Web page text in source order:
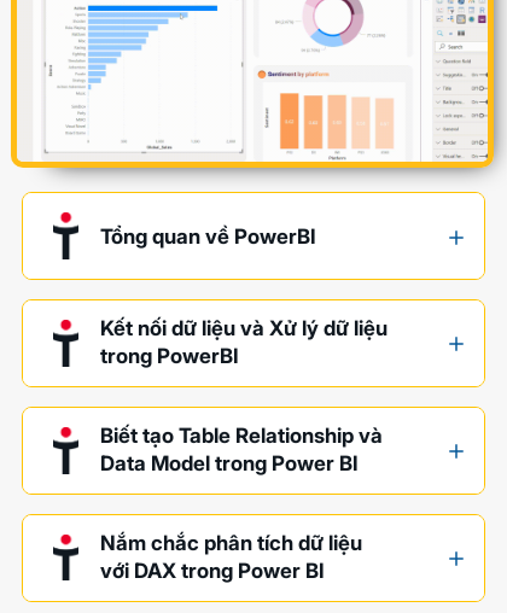
Kết nối dữ liệu và Xử lý dữ liệu
trong PowerBI
Biết tạo Table Relationship và
Data Model trong Power BI
Nắm chắc phân tích dữ liệu
với DAX trong Power BI
Tổng quan về PowerBI